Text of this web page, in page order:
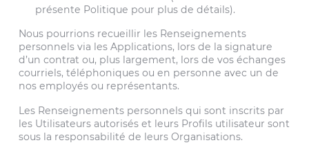
présente Politique pour plus de détails).
Nous pourrions recueillir les Renseignements
personnels via les Applications, lors de la signature
d’un contrat ou, plus largement, lors de vos échanges
courriels, téléphoniques ou en personne avec un de
nos employés ou représentants.
Les Renseignements personnels qui sont inscrits par
les Utilisateurs autorisés et leurs Profils utilisateur sont
sous la responsabilité de leurs Organisations.